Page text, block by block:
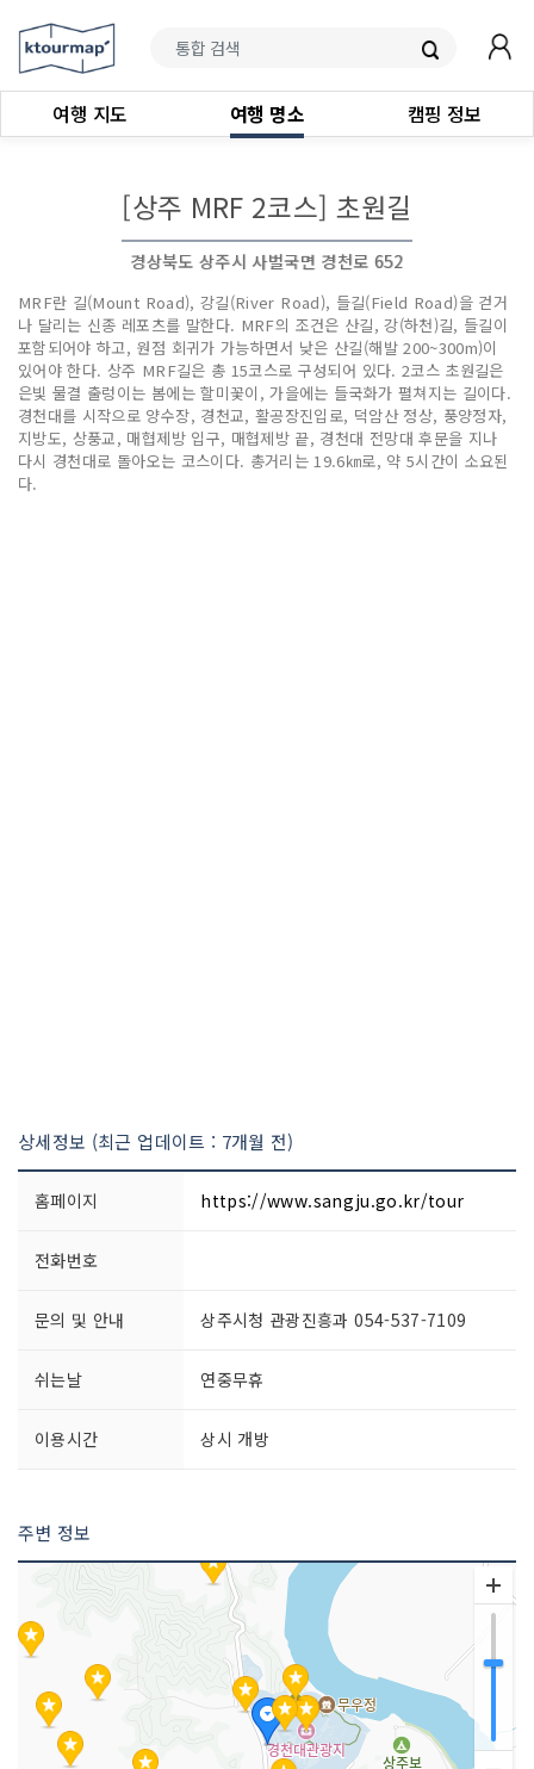
여행 지도 여행 명소 캠핑 정보
[상주 MRF 2코스] 초원길
경상북도 상주시 사벌국면 경천로 652
MRF란 길(Mount Road), 강길(River Road), 들길(Field Road)을 걷거
나 달리는 신종 레포츠를 말한다. MRF의 조건은 산길, 강(하천)길, 들길이
포함되어야 하고, 원점 회귀가 가능하면서 낮은 산길(해발 200~300m)이
있어야 한다. 상주 MRF길은 총 15코스로 구성되어 있다. 2코스 초원길은
은빛 물결 출렁이는 봄에는 할미꽃이, 가을에는 들국화가 펼쳐지는 길이다.
경천대를 시작으로 양수장, 경천교, 활공장진입로, 덕암산 정상, 풍양정자,
지방도, 상풍교, 매협제방 입구, 매협제방 끝, 경천대 전망대 후문을 지나
다시 경천대로 돌아오는 코스이다. 총거리는 19.6㎞로, 약 5시간이 소요된
다.
상세정보 (최근 업데이트 : 7개월 전)
홈페이지 https://www.sangju.go.kr/tour
전화번호
문의 및 안내 상주시청 관광진흥과 054-537-7109
쉬는날 연중무휴
이용시간 상시 개방
주변 정보